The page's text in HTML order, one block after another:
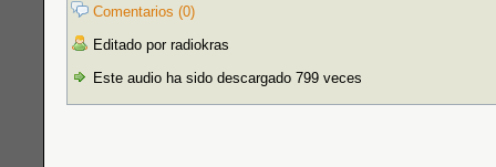
Comentarios (0)
Editado por radiokras
Este audio ha sido descargado 799 veces